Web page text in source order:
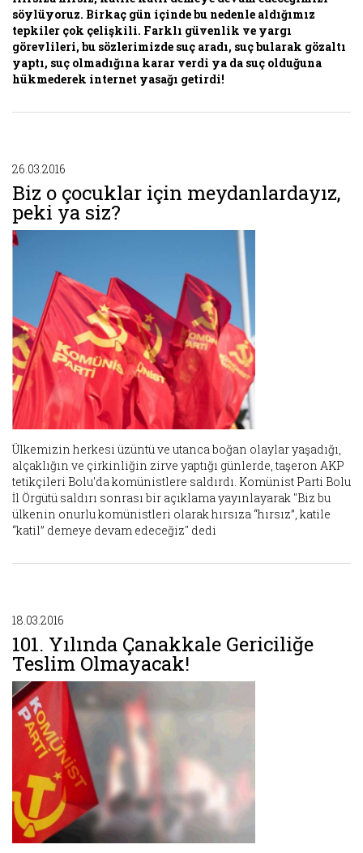
söylüyoruz. Birkaç gün içinde bu nedenle aldığımız
tepkiler çok çelişkili. Farklı güvenlik ve yargı
görevlileri, bu sözlerimizde suç aradı, suç bularak gözaltı
yaptı, suç olmadığına karar verdi ya da suç olduğuna
hükmederek internet yasağı getirdi!
26.03.2016
Biz o çocuklar için meydanlardayız,
peki ya siz?
Ülkemizin herkesi üzüntü ve utanca boğan olaylar yaşadığı,
alçaklığın ve çirkinliğin zirve yaptığı günlerde, taşeron AKP
tetikçileri Bolu'da komünistlere saldırdı. Komünist Parti Bolu
İl Örgütü saldırı sonrası bir açıklama yayınlayarak "Biz bu
ülkenin onurlu komünistleri olarak hırsıza “hırsız”, katile
“katil” demeye devam edeceğiz" dedi
18.03.2016
101. Yılında Çanakkale Gericiliğe
Teslim Olmayacak!